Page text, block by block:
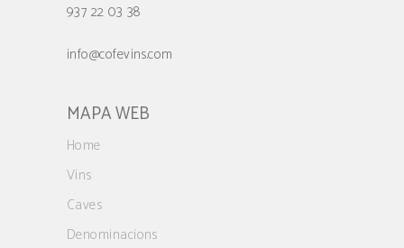
937 22 03 38
info@cofevins.com
MAPA WEB
Home
Vins
Caves
Denominacions